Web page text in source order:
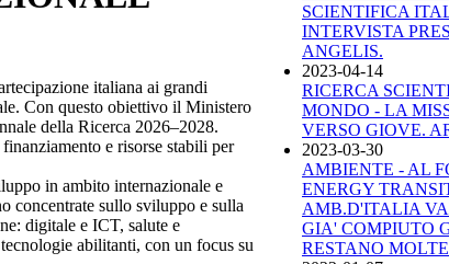
italiana ai grandi
Con questo obiettivo il Ministero
della Ricerca 2026–2028.
e risorse stabili per
in ambito internazionale e
concentrate sullo sviluppo e sulla
digitale e ICT, salute e
abilitanti, con un focus su
SCIENTIFICA
INTERVISTA
ANGELIS.
2023-04-14
RICERCA
MONDO - LA
VERSO GIOVE.
2023-03-30
AMBIENTE - AL
ENERGY
AMB.D'ITALIA
GIA' COMPIUTO
RESTANO